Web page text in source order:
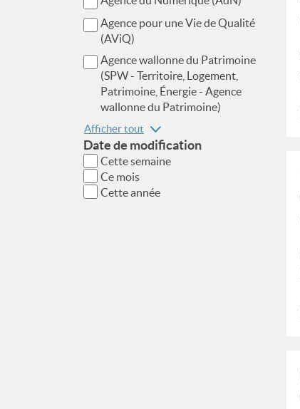
Agence pour une Vie de Qualité
(AViQ)
Agence wallonne du Patrimoine
(SPW - Territoire, Logement,
Patrimoine, Énergie - Agence
wallonne du Patrimoine)
Afficher tout
Date de modification
Cette semaine
Ce mois
Cette année